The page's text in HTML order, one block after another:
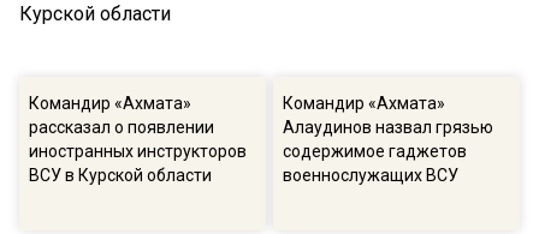
Командир «Ахмата»
рассказал о появлении
иностранных инструкторов
ВСУ в Курской области
Командир «Ахмата»
Алаудинов назвал грязью
содержимое гаджетов
военнослужащих ВСУ